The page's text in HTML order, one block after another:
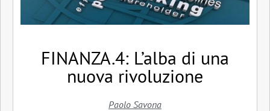
FINANZA.4: L’alba di una
nuova rivoluzione
Paolo Savona